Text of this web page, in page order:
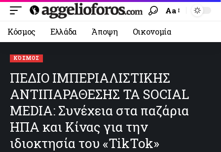
Aa
Κόσμος Ελλάδα Άποψη Οικονομία
ΚΌΣΜΟΣ
ΠΕΔΙΟ ΙΜΠΕΡΙΑΛΙΣΤΙΚΗΣ
ΑΝΤΙΠΑΡΑΘΕΣΗΣ ΤΑ SOCIAL
MEDIA: Συνέχεια στα παζάρια
ΗΠΑ και Κίνας για την
ιδιοκτησία του «TikTok»